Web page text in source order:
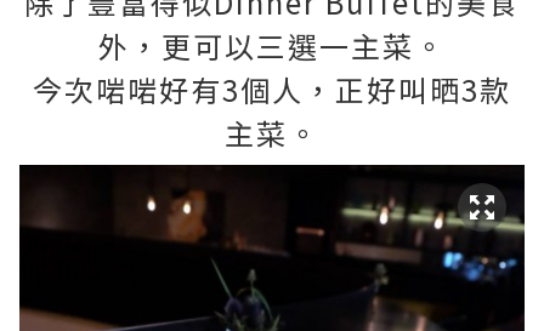
外，更可以三選一主菜。
今次啱啱好有3個人，正好叫晒3款
主菜。